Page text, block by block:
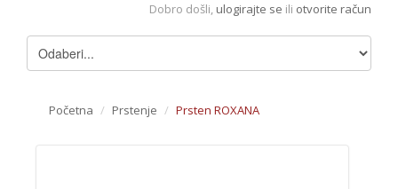
Pregledani artikli
Dobro došli, ulogirajte se ili otvorite račun
Početna / Prstenje / Prsten ROXANA